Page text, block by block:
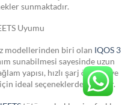
sunmaktadır.
Uyumu
modellerinden biri olan IQOS 3
sunabilmesi sayesinde uzun
yapısı, hızlı şarj özelliği ve
ideal seçeneklerden biridir.